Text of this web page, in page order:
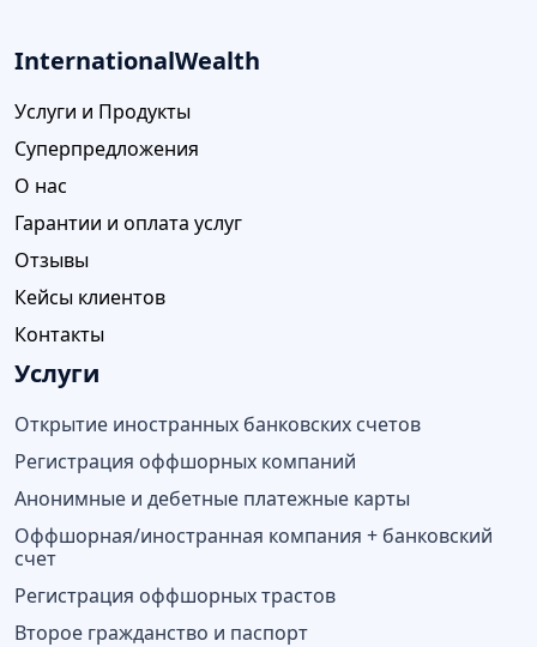
InternationalWealth
Услуги и Продукты
Суперпредложения
О нас
Гарантии и оплата услуг
Отзывы
Кейсы клиентов
Контакты
Услуги
Открытие иностранных банковских счетов
Регистрация оффшорных компаний
Анонимные и дебетные платежные карты
Оффшорная/иностранная компания + банковский
счет
Регистрация оффшорных трастов
Второе гражданство и паспорт